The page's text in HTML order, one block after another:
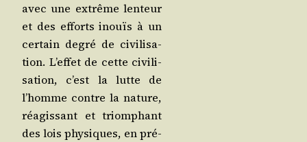
avec une extrême len­teur
et des efforts inouïs à un
cer­tain degré de civi­li­sa­
tion. L’ef­fet de cette civi­li­
sa­tion, c’est la lutte de
l’homme contre la nature,
réagis­sant et triom­phant
des lois phy­siques, en pré­